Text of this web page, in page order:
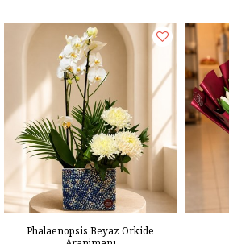
Phalaenopsis Beyaz Orkide